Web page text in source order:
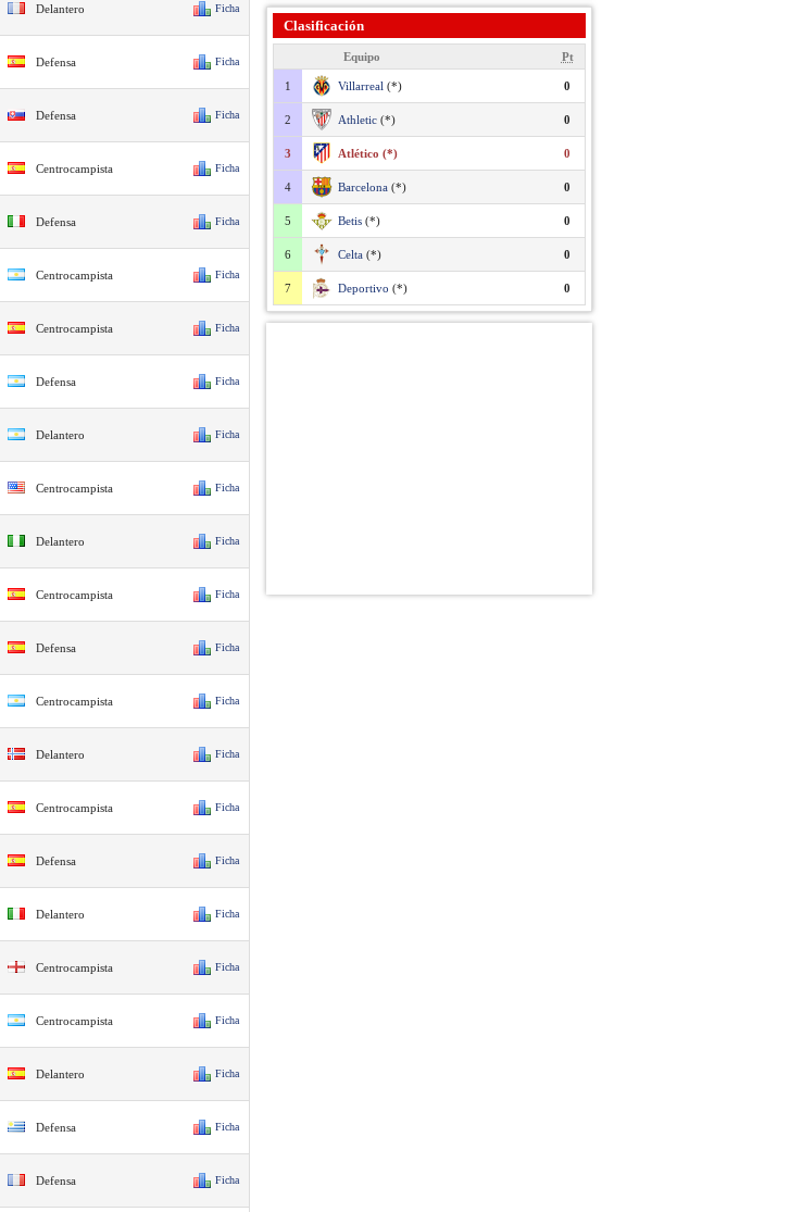
Delantero Ficha
Defensa Ficha
Defensa Ficha
Centrocampista Ficha
Defensa Ficha
Centrocampista Ficha
Centrocampista Ficha
Defensa Ficha
Delantero Ficha
Centrocampista Ficha
Delantero Ficha
Centrocampista Ficha
Defensa Ficha
Centrocampista Ficha
Delantero Ficha
Centrocampista Ficha
Defensa Ficha
Delantero Ficha
Centrocampista Ficha
Centrocampista Ficha
Delantero Ficha
Defensa Ficha
Defensa Ficha
Clasificación
Equipo Pt
1 Villarreal (*) 0
2 Athletic (*) 0
3 Atlético (*) 0
4 Barcelona (*) 0
5 Betis (*) 0
6 Celta (*) 0
7 Deportivo (*) 0